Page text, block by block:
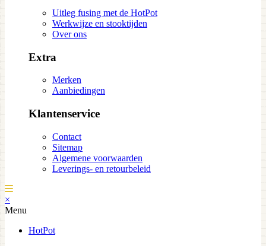
Uitleg fusing met de HotPot
Werkwijze en stooktijden
Over ons
Extra
Merken
Aanbiedingen
Klantenservice
Contact
Sitemap
Algemene voorwaarden
Leverings- en retourbeleid
×
Menu
HotPot